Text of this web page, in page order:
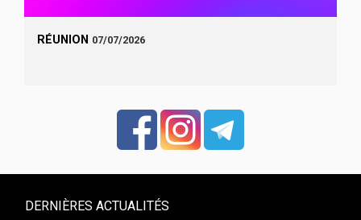
RÉUNION 07/07/2026
DERNIÈRES ACTUALITÉS